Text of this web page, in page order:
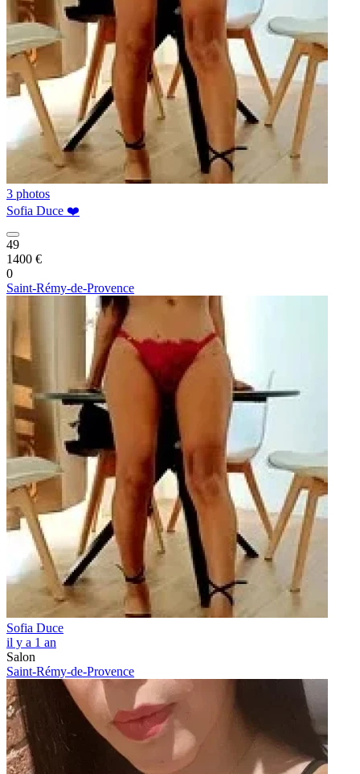
3 photos
Sofia Duce ❤️
49
1400 €
0
Saint-Rémy-de-Provence
Sofia Duce
il y a 1 an
Salon
Saint-Rémy-de-Provence